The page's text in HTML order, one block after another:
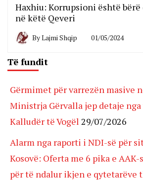
Haxhiu: Korrupsioni është
në këtë Qeveri
ByLajmi Shqip 01/05/2024
Të fundit
Gërmimet për varrezën masive
Ministrja Gërvalla jep detaje
Kalludër të Vogël 29/07/2026
Alarm nga raporti i NDI-së për
Kosovë: Oferta me 6 pika e
për të ndalur ikjen e qytetarëve